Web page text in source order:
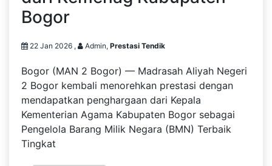
Bogor
22 Jan 2026 , Admin, Prestasi Tendik
Bogor (MAN 2 Bogor) — Madrasah Aliyah Negeri
2 Bogor kembali menorehkan prestasi dengan
mendapatkan penghargaan dari Kepala
Kementerian Agama Kabupaten Bogor sebagai
Pengelola Barang Milik Negara (BMN) Terbaik
Tingkat